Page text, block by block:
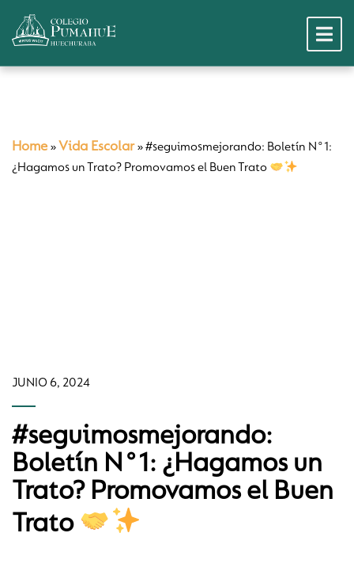
Home » Vida Escolar»#seguimosmejorando: Boletín N°1:
¿Hagamos un Trato? Promovamos el Buen Trato
JUNIO 6, 2024
#seguimosmejorando:
Boletín N°1: ¿Hagamos un
Trato? Promovamos el Buen
Trato